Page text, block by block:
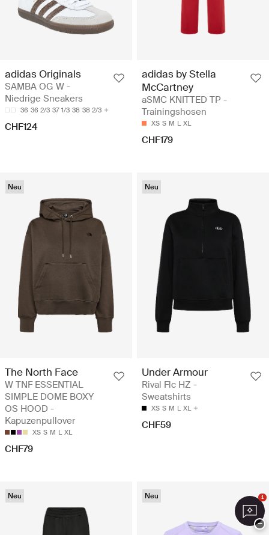
adidas Originals
SAMBA OG W -
Niedrige Sneakers
36 36 2/3 37 1/3 38 38 2/3
CHF124
adidas by Stella
McCartney
aSMC KNITTED TP -
Trainingshosen
XS S M L XL
CHF179
Neu
The North Face
W TNF ESSENTIAL
SIMPLE DOME BOXY
OS HOOD -
Kapuzenpullover
XS S M L XL
CHF79
Neu
Under Armour
Rival Flc HZ -
Sweatshirts
XS S M L XL
CHF59
Neu Neu 1
−